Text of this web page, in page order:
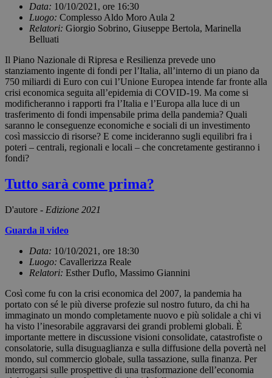
Data: 10/10/2021, ore 16:30
Luogo: Complesso Aldo Moro Aula 2
Relatori: Giorgio Sobrino, Giuseppe Bertola, Marinella
Belluati
Il Piano Nazionale di Ripresa e Resilienza prevede uno
stanziamento ingente di fondi per l’Italia, all’interno di un piano da
750 miliardi di Euro con cui l’Unione Europea intende far fronte alla
crisi economica seguita all’epidemia di COVID-19. Ma come si
modificheranno i rapporti fra l’Italia e l’Europa alla luce di un
trasferimento di fondi impensabile prima della pandemia? Quali
saranno le conseguenze economiche e sociali di un investimento
così massiccio di risorse? E come incideranno sugli equilibri fra i
poteri – centrali, regionali e locali – che concretamente gestiranno i
fondi?
Tutto sarà come prima?
D'autore - Edizione 2021
Guarda il video
Data: 10/10/2021, ore 18:30
Luogo: Cavallerizza Reale
Relatori: Esther Duflo, Massimo Giannini
Così come fu con la crisi economica del 2007, la pandemia ha
portato con sé le più diverse profezie sul nostro futuro, da chi ha
immaginato un mondo completamente nuovo e più solidale a chi vi
ha visto l’inesorabile aggravarsi dei grandi problemi globali. È
importante mettere in discussione visioni consolidate, catastrofiste o
consolatorie, sulla disuguaglianza e sulla diffusione della povertà nel
mondo, sul commercio globale, sulla tassazione, sulla finanza. Per
interrogarsi sulle prospettive di una trasformazione dell’economia